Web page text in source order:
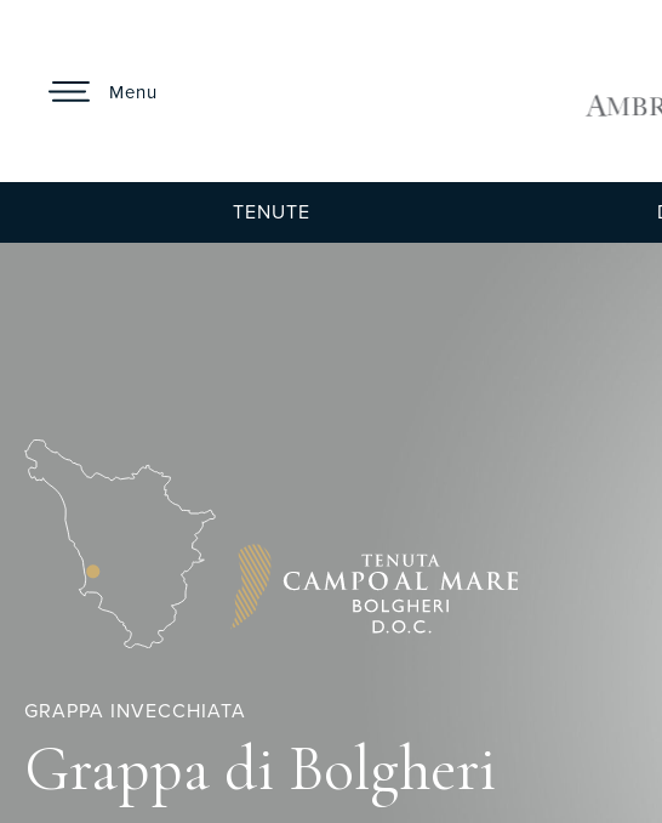
Menu
TENUTE
GRAPPA INVECCHIATA
Grappa di Bolgheri